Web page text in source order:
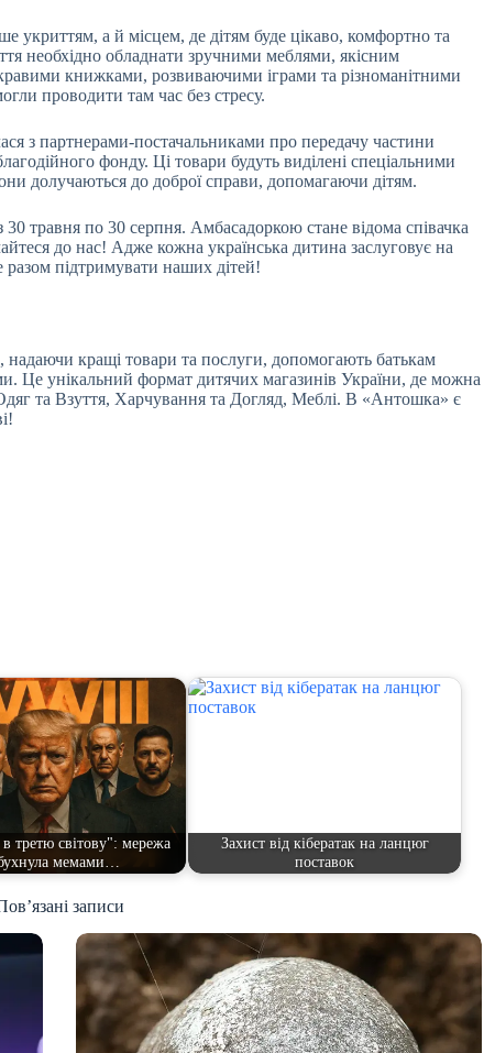
укриттям, а й місцем, де дітям буде цікаво, комфортно та
необхідно обладнати зручними меблями, якісним
книжками, розвиваючими іграми та різноманітними
проводити там час без стресу.
з партнерами-постачальниками про передачу частини
фонду. Ці товари будуть виділені спеціальними
долучаються до доброї справи, допомагаючи дітям.
травня по 30 серпня. Амбасадоркою стане відома співачка
до нас! Адже кожна українська дитина заслуговує на
підтримувати наших дітей!
кращі товари та послуги, допомогають батькам
Це унікальний формат дитячих магазинів України, де можна
та Взуття, Харчування та Догляд, Меблі. В «Антошка» є
третю світову": мережа
мемами…
Захист від кібератак на ланцюг
поставок
записи